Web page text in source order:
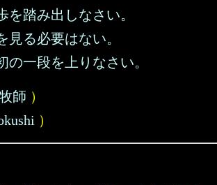
を踏み出しなさい。
見る必要はない。
の一段を上りなさい。
師 ）
）